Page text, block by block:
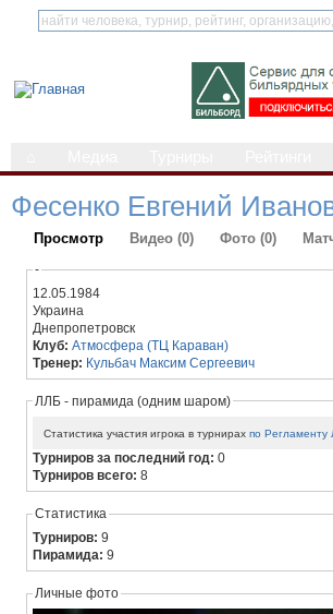
Фесенко Евгений
Просмотр Видео (0) Фото (0)
-
12.05.1984
Украина
Днепропетровск
Клуб:Атмосфера (ТЦ Караван)
Тренер: Кульбач Максим Сергеевич
ЛЛБ - пирамида (одним шаром)
Статистика участия игрока в турнирахпо Регламенту
Турниров за последний год:0
Турниров всего:8
Статистика
Турниров:9
Пирамида:9
Личные фото